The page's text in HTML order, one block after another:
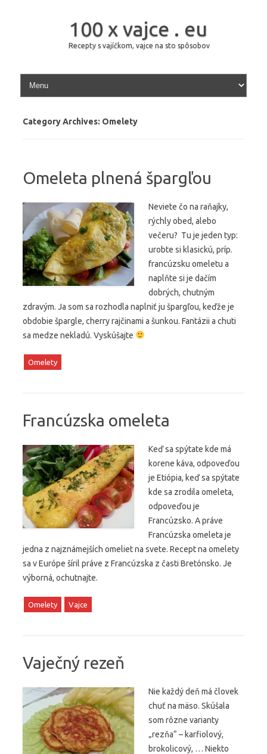
100 x vajce . eu
Recepty s vajíčkom, vajce na sto spôsobov
Skip to content
Category Archives: Omelety
Omeleta plnená špargľou
Neviete čo na raňajky,
rýchly obed, alebo
večeru? Tu je jeden typ:
urobte si klasickú, príp.
francúzsku omeletu a
naplňte si je dačím
dobrých, chutným
zdravým. Ja som sa rozhodla naplniť ju špargľou, keďže je
obdobie špargle, cherry rajčinami a šunkou. Fantázii a chuti
sa medze nekladú. Vyskúšajte
Omelety
Francúzska omeleta
Keď sa spýtate kde má
korene káva, odpoveďou
je Etiópia, keď sa spýtate
kde sa zrodila omeleta,
odpoveďou je
Francúzsko. A práve
Francúzska omeleta je
jedna z najznámejších omeliet na svete. Recept na omelety
sa v Európe šíril práve z Francúzska z časti Bretónsko. Je
výborná, ochutnajte.
Omelety Vajce
Vaječný rezeň
Nie každý deň má človek
chuť na mäso. Skúšala
som rôzne varianty
„rezňa“ – karfiolový,
brokolicový, … Niekto